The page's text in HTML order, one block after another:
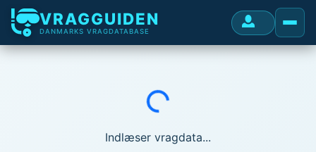
VRAGGUIDEN
DANMARKS VRAGDATABASE
Indlæser...
Indlæser vragdata...